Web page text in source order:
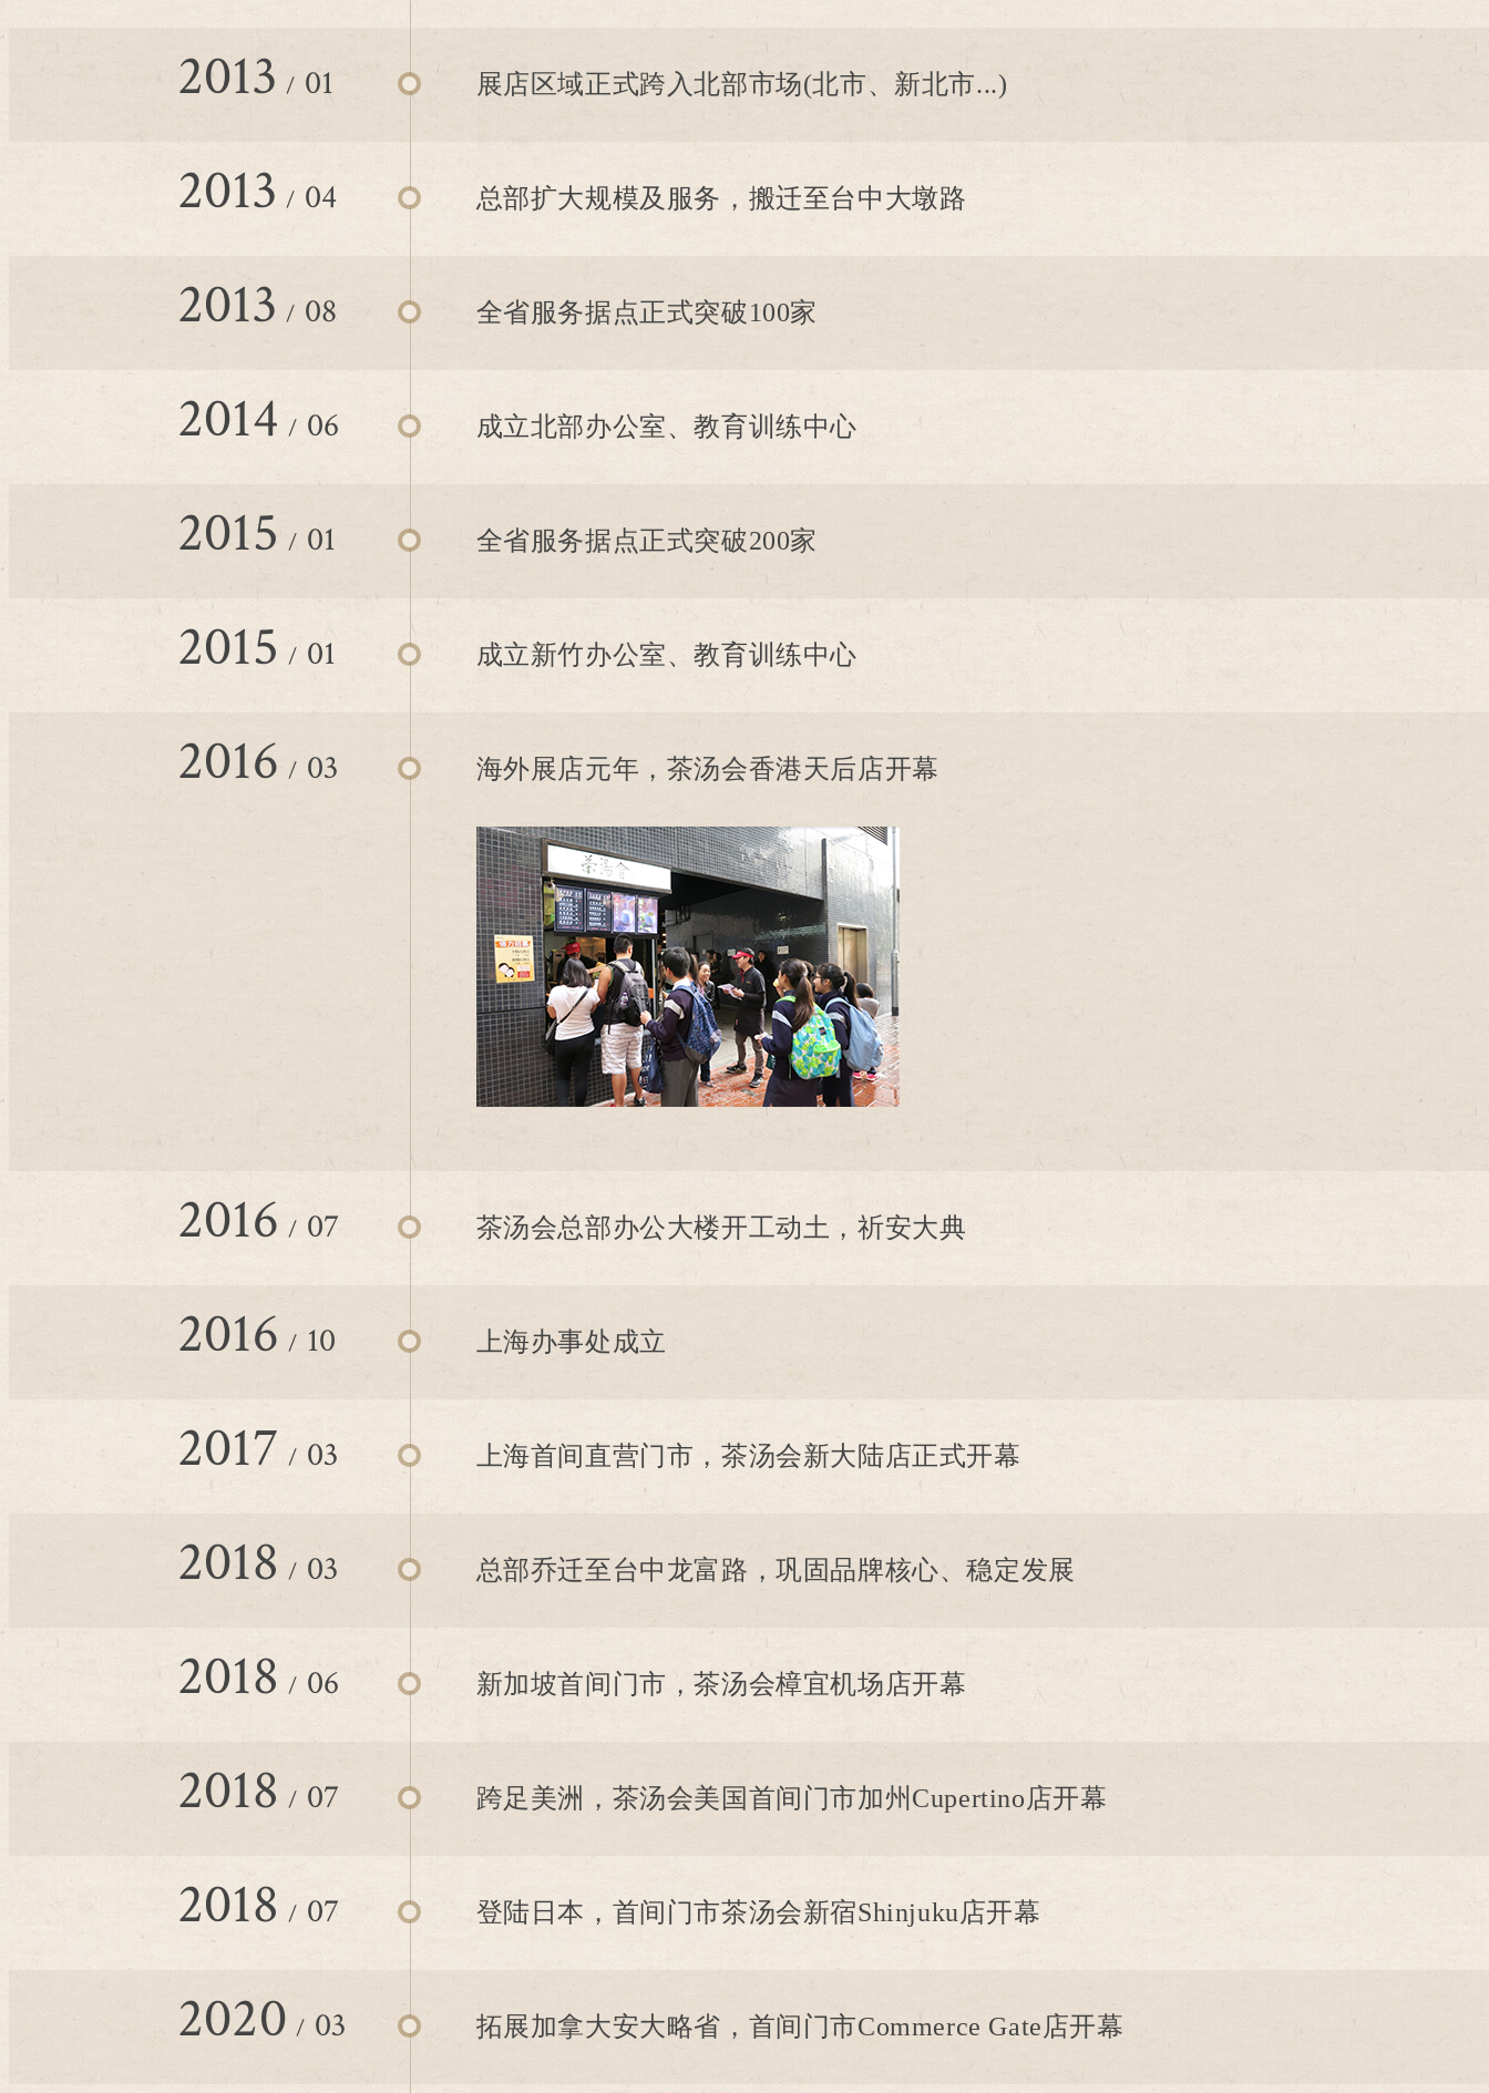
2013 01 展店区域正式跨入北部市场(北市、新北市...)
2013 04 总部扩大规模及服务，搬迁至台中大墩路
2013 08 全省服务据点正式突破100家
2014 06 成立北部办公室、教育训练中心
2015 01 全省服务据点正式突破200家
2015 01 成立新竹办公室、教育训练中心
2016 03 海外展店元年，茶汤会香港天后店开幕
2016 07 茶汤会总部办公大楼开工动土，祈安大典
2016 10 上海办事处成立
2017 03 上海首间直营门市，茶汤会新大陆店正式开幕
2018 03 总部乔迁至台中龙富路，巩固品牌核心、稳定发展
2018 06 新加坡首间门市，茶汤会樟宜机场店开幕
2018 07 跨足美洲，茶汤会美国首间门市加州Cupertino店开幕
2018 07 登陆日本，首间门市茶汤会新宿Shinjuku店开幕
2020 03 拓展加拿大安大略省，首间门市Commerce Gate店开幕